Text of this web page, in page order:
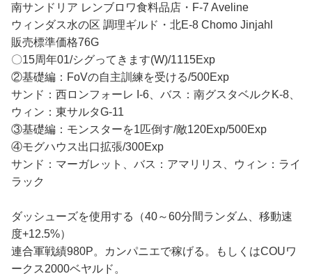
南サンドリア レンブロワ食料品店・F-7 Aveline
ウィンダス水の区 調理ギルド・北E-8 Chomo Jinjahl
販売標準価格76G
〇15周年01/シグってきます(W)/1115Exp
②基礎編：FoVの自主訓練を受ける/500Exp
サンド：西ロンフォーレ I-6、バス：南グスタベルクK-8、
ウィン：東サルタG-11
③基礎編：モンスターを1匹倒す/敵120Exp/500Exp
④モグハウス出口拡張/300Exp
サンド：マーガレット、バス：アマリリス、ウィン：ライ
ラック
ダッシューズを使用する（40～60分間ランダム、移動速
度+12.5%）
連合軍戦績980P。カンパニエで稼げる。もしくはCOUワ
ークス2000ベヤルド。